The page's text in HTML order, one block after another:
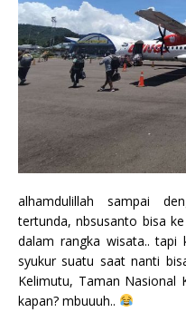
alhamdulillah sampai
tertunda, nbsusanto bisa
dalam rangka wisata.. tapi
syukur suatu saat nanti
Kelimutu, Taman Nasional
kapan? mbuuuh..